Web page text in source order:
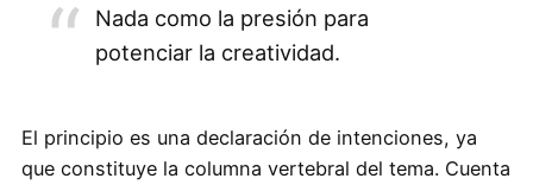
Nada como la presión para
potenciar la creatividad.
El principio es una declaración de intenciones, ya
que constituye la columna vertebral del tema. Cuenta